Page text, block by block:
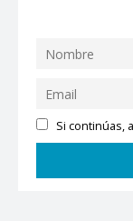
Si continúas,